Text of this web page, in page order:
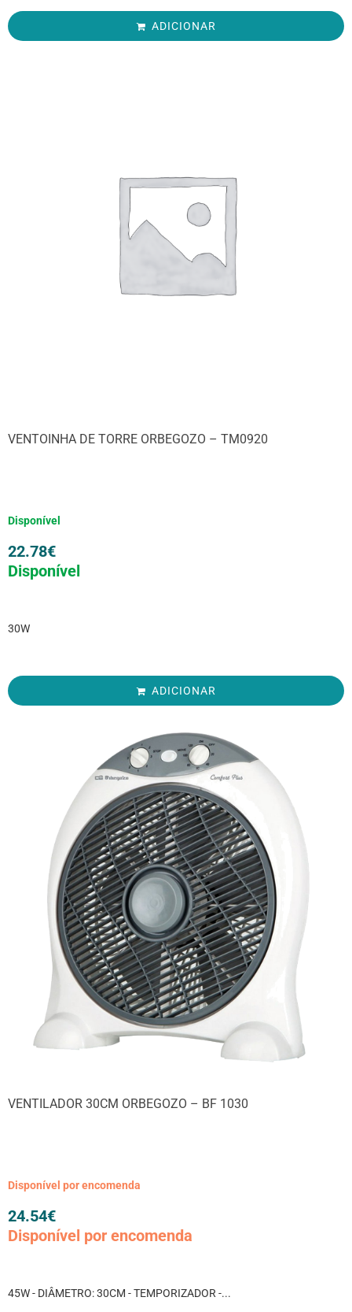
ADICIONAR
VENTOINHA DE TORRE ORBEGOZO – TM0920
Disponível
22.78€
Disponível
30W
ADICIONAR
VENTILADOR 30CM ORBEGOZO – BF 1030
Disponível por encomenda
24.54€
Disponível por encomenda
45W - DIÂMETRO: 30CM - TEMPORIZADOR -...